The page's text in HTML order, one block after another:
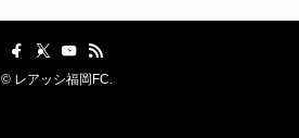
©レアッシ福岡FC.